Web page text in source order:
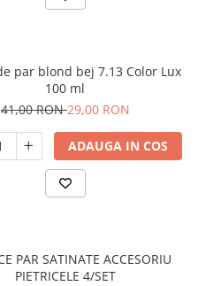
par blond bej 7.13 Color Lux
100 ml
41,00 RON29,00 RON
ADAUGA IN COS
PAR SATINATE ACCESORIU
PIETRICELE 4/SET